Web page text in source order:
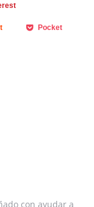
Pocket
con ayudar a